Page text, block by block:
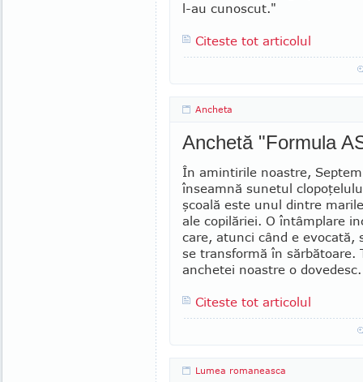
l-au cunos­cut."
Citeste tot articolul
Ancheta
Anchetă "Formula
În amintirile noastre,
înseamnă sunetul
şcoală este unul dintre
ale copilăriei. O întâmplare
care, atunci când e evocată,
se transformă în sărbătoare.
anchetei noastre o dovedesc.
Citeste tot articolul
Lumea romaneasca